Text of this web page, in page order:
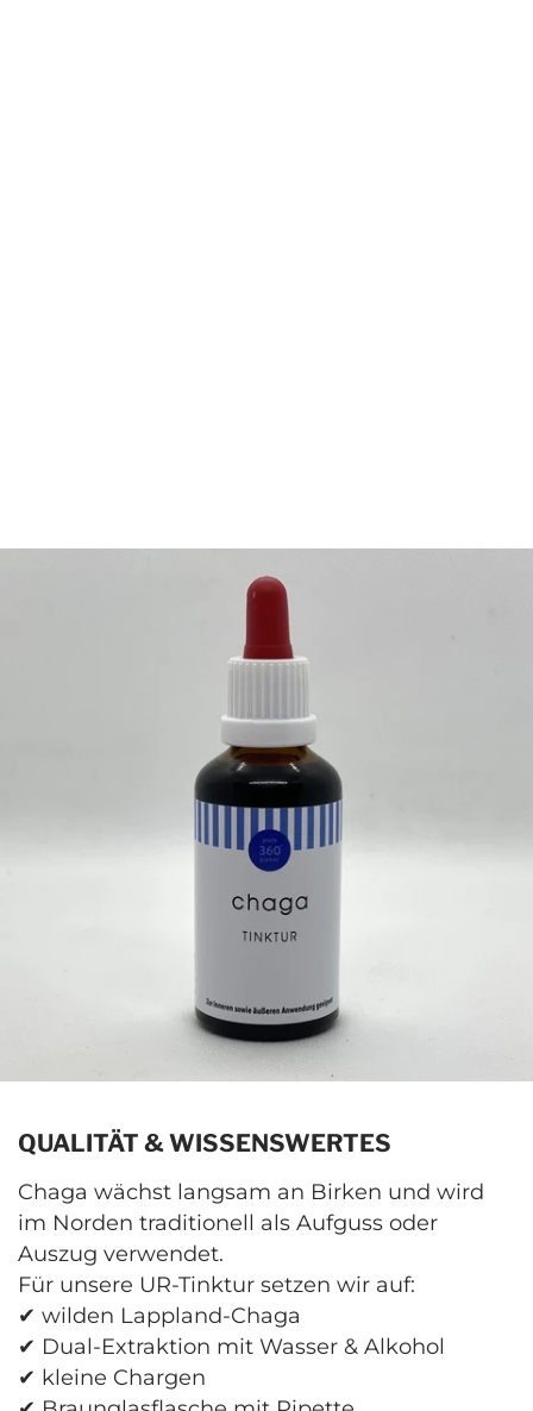
QUALITÄT & WISSENSWERTES
Chaga wächst langsam an Birken und wird
im Norden traditionell als Aufguss oder
Auszug verwendet.
Für unsere UR-Tinktur setzen wir auf:
✔ wilden Lappland-Chaga
✔ Dual-Extraktion mit Wasser & Alkohol
✔ kleine Chargen